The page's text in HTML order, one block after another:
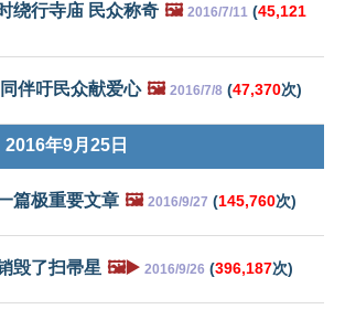
绕行寺庙 民众称奇 🖼️ 2016/7/11 (45,121
伴吁民众献爱心 🖼️ 2016/7/8 (47,370次)
2016年9月25日
篇极重要文章 🖼️ 2016/9/27 (145,760次)
毁了扫帚星 🖼️▶️ 2016/9/26 (396,187次)